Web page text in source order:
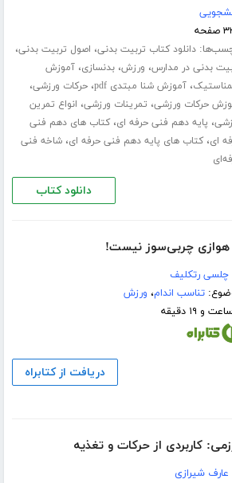
دانلود کتاب تربیت بدنی، اصول تربیت بدنی،
بدنی در مدارس، ورزش،بدنسازی،آموزش
،آموزش شنا مبتدی pdf ،حرکات ورزشی،
حرکات ورزشی، تمرینات ورزشی، انواع تمرین
، پایه دهم فنی حرفه ای،کتاب های دهم فنی
ای،کتاب های پایه دهم فنی حرفه ای،شاخه فنی
دانلود کتاب
هوازی چربی‌سوز نیست!
چلسی رتکلیف
تناسب اندام، ورزش
دریافت از کتابراه
کاربردی از حرکات و تغذیه
عارف شیرازی